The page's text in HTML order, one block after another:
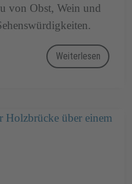
von Obst, Wein und
Weiterlesen